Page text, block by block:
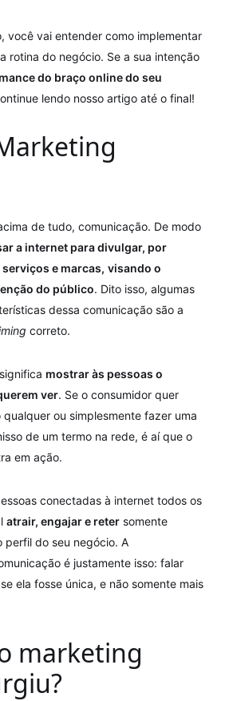
você vai entender como implementar
rotina do negócio. Se a sua intenção
do braço online do seu
lendo nosso artigo até o final!
de tudo, comunicação. De modo
a internet para divulgar, por
serviços e marcas, visando o
do público. Dito isso, algumas
dessa comunicação são a
correto.
mostrar às pessoas o
ver. Se o consumidor quer
ou simplesmente fazer uma
de um termo na rede, é aí que o
em ação.
conectadas à internet todos os
atrair, engajar e retersomente
perfil do seu negócio. A
é justamente isso: falar
ela fosse única, e não somente mais
marketing